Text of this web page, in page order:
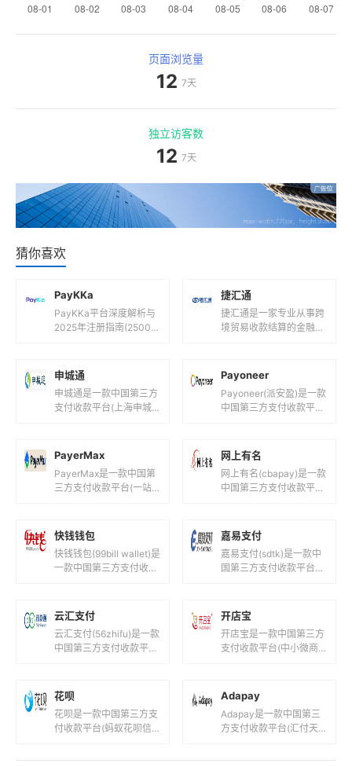
页面浏览量
12 7天
独立访客数
12 7天
猜你喜欢
PayKKa
PayKKa平台深度解析与
2025年注册指南(2500
1 平台背景...
捷汇通
捷汇通是一家专业从事跨
境贸易收款结算的金融科
汇通支持多种主流货币，
包括但不限...
申城通
申城通是一款中国第三方
支付收款平台(上海申城
货币之间的电子支付、转
账和汇款服...
Payoneer
Payoneer(派安盈)是一款
中国第三方支付收款平台
币,美元,欧元,英镑...
PayerMax
PayerMax是一款中国第
三方支付收款平台(一站
等国际主流货币之间的电
子...
网上有名
网上有名(cbapay)是一款
中国第三方支付收款平台
人民币等国际主流货币之
间...
快钱钱包
快钱钱包(99bill wallet)是
一款中国第三方支付收款
等国际主流货币之...
嘉易支付
嘉易支付(sdtk)是一款中
国第三方支付收款平台
持人民币等国际主流货币
之间的...
云汇支付
云汇支付(56zhifu)是一款
中国第三方支付收款平台
国际主流货币之间的电
子...
开店宝
开店宝是一款中国第三方
支付收款平台(中小微商
民币等国际主流货币之间
的电子支付...
花呗
花呗是一款中国第三方支
付收款平台(蚂蚁花呗信
Adapay
Adapay是一款中国第三
方支付收款平台(汇付天